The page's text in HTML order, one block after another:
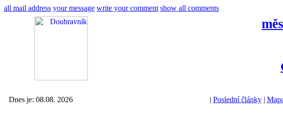
all mail address your message write your comment show all comments
Dnes je: 08.08. 2026 | Poslední články|